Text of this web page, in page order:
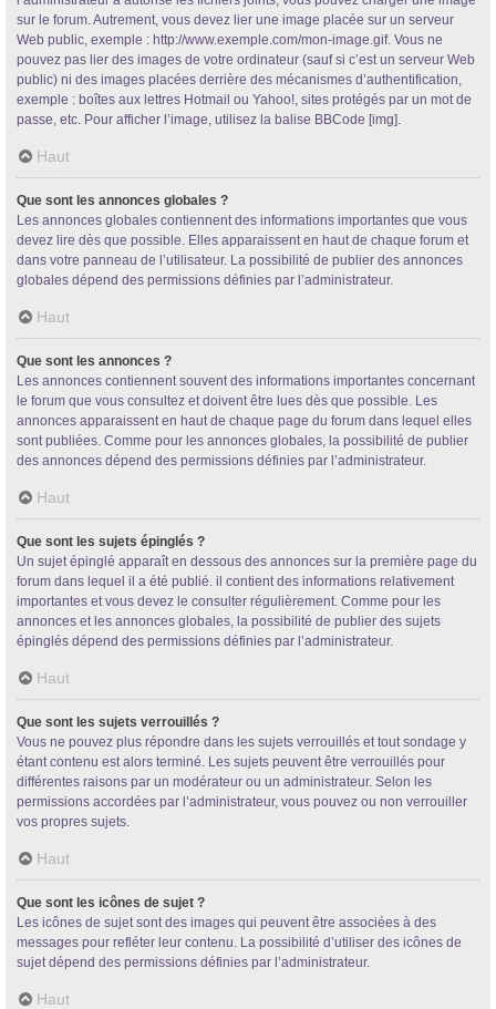
sur le forum. Autrement, vous devez lier une image placée sur un serveur
Web public, exemple : http://www.exemple.com/mon-image.gif. Vous ne
pouvez pas lier des images de votre ordinateur (sauf si c’est un serveur Web
public) ni des images placées derrière des mécanismes d’authentification,
exemple : boîtes aux lettres Hotmail ou Yahoo!, sites protégés par un mot de
passe, etc. Pour afficher l’image, utilisez la balise BBCode [img].
Haut
Que sont les annonces globales ?
Les annonces globales contiennent des informations importantes que vous
devez lire dès que possible. Elles apparaissent en haut de chaque forum et
dans votre panneau de l’utilisateur. La possibilité de publier des annonces
globales dépend des permissions définies par l’administrateur.
Haut
Que sont les annonces ?
Les annonces contiennent souvent des informations importantes concernant
le forum que vous consultez et doivent être lues dès que possible. Les
annonces apparaissent en haut de chaque page du forum dans lequel elles
sont publiées. Comme pour les annonces globales, la possibilité de publier
des annonces dépend des permissions définies par l’administrateur.
Haut
Que sont les sujets épinglés ?
Un sujet épinglé apparaît en dessous des annonces sur la première page du
forum dans lequel il a été publié. il contient des informations relativement
importantes et vous devez le consulter régulièrement. Comme pour les
annonces et les annonces globales, la possibilité de publier des sujets
épinglés dépend des permissions définies par l’administrateur.
Haut
Que sont les sujets verrouillés ?
Vous ne pouvez plus répondre dans les sujets verrouillés et tout sondage y
étant contenu est alors terminé. Les sujets peuvent être verrouillés pour
différentes raisons par un modérateur ou un administrateur. Selon les
permissions accordées par l’administrateur, vous pouvez ou non verrouiller
vos propres sujets.
Haut
Que sont les icônes de sujet ?
Les icônes de sujet sont des images qui peuvent être associées à des
messages pour refléter leur contenu. La possibilité d’utiliser des icônes de
sujet dépend des permissions définies par l’administrateur.
Haut